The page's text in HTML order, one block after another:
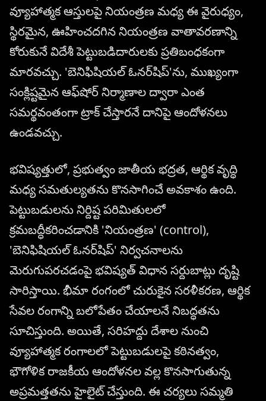
వ్యూహాత్మక ఆస్తులపై నియంత్రణ మధ్య ఈ వైరుధ్యం,
స్థిరమైన, ఊహించదగిన నియంత్రణ వాతావరణాన్ని
కోరుకునే విదేశీ పెట్టుబడిదారులకు ప్రతిబంధకంగా
మారవచ్చు. 'బెనిఫిషియల్ ఓనర్‌షిప్'ను, ముఖ్యంగా
సంక్లిష్టమైన ఆఫ్‌షోర్ నిర్మాణాల ద్వారా ఎంత
సమర్థవంతంగా ట్రాక్ చేస్తారనే దానిపై ఆందోళనలు
ఉండవచ్చు.
భవిష్యత్తులో, ప్రభుత్వం జాతీయ భద్రత, ఆర్థిక వృద్ధి
మధ్య సమతుల్యతను కొనసాగించే అవకాశం ఉంది.
పెట్టుబడులను నిర్దిష్ట పరిమితులలో
క్రమబద్ధీకరించడానికి 'నియంత్రణ' (control),
'బెనిఫిషియల్ ఓనర్‌షిప్' నిర్వచనాలను
మెరుగుపరచడంపై భవిష్యత్ విధాన సర్దుబాట్లు దృష్టి
సారిస్తాయి. భీమా రంగంలో చురుకైన సరళీకరణ, ఆర్థిక
సేవల రంగాన్ని బలోపేతం చేయాలనే నిబద్ధతను
సూచిస్తుంది. అయితే, సరిహద్దు దేశాల నుంచి
వ్యూహాత్మక రంగాలలో పెట్టుబడులపై కఠినత్వం,
భౌగోళిక రాజకీయ ఆందోళనల వల్ల కొనసాగుతున్న
అప్రమత్తతను హైలైట్ చేస్తుంది. ఈ చర్యలు సమ్మతి